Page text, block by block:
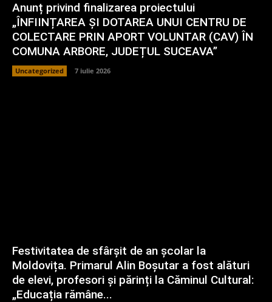
Anunț privind finalizarea proiectului
„ÎNFIINȚAREA ȘI DOTAREA UNUI CENTRU DE
COLECTARE PRIN APORT VOLUNTAR (CAV) ÎN
COMUNA ARBORE, JUDEȚUL SUCEAVA”
Uncategorized 7 iulie 2026
Festivitatea de sfârșit de an școlar la
Moldovița. Primarul Alin Boșutar a fost alături
de elevi, profesori și părinți la Căminul Cultural:
„Educația rămâne...